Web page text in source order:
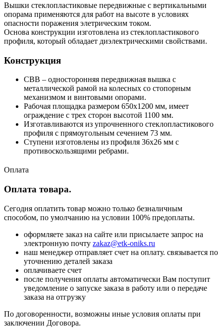
Вышки стеклопластиковые передвижные с вертикальными
опорама применяются для работ на высоте в условиях
опасности поражения элетрическим током.
Основа конструкции изготовлена из стеклопластикового
профиля, который обладает диэлектрическими свойствами.
Конструкция
СВВ – односторонняя передвижная вышка с
металлической рамой на колесных со стопорным
механизмом и винтовыми опорами.
Рабочая площадка размером 650х1200 мм, имеет
ограждение с трех сторон высотой 1100 мм.
Изготавливаются из упрочненного стеклопластикового
профиля с прямоугольным сечением 73 мм.
Ступени изготовлены из профиля 36х26 мм с
противоскользящими ребрами.
Оплата
Оплата товара.
Сегодня оплатить товар можно только безналичным
способом, по умолчанию на условии 100% предоплаты.
оформляете заказ на сайте или присылаете запрос на
электронную почту zakaz@etk-oniks.ru
наш менеджер отправляет счет на оплату. связывается по
уточнению деталей заказа
оплачиваете счет
после получения оплаты автоматически Вам поступит
уведомление о запуске заказа в работу или о передаче
заказа на отгрузку
По договоренности, возможны иные условия оплаты при
заключении Договора.